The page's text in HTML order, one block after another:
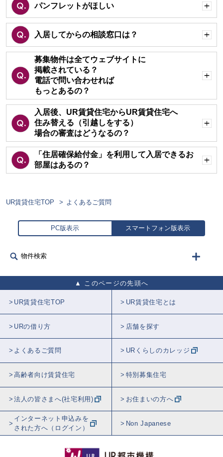
パンフレットがほしい
く
入居してからの相談窓口は？
く
募集物件は全てウェブサイトに
掲載されている？
電話で問い合わせれば
もっとあるの？
入居後、UR賃貸住宅からUR賃貸住宅へ
住み替える（引越しをする）
場合の審査はどうなるの？
「住居確保給付金」を利用して入居できるお
部屋はあるの？
く
UR賃貸住宅TOP よくあるご質問
PC版表示 スマートフォン版表示
物件検索
このページの先頭へ
UR賃貸住宅TOP UR賃貸住宅とは
URの借り方 店舗を探す
よくあるご質問 URくらしのカレッジ
高齢者向け賃貸住宅 特別募集住宅
法人の皆さまへ(社宅利用) お住まいの方へ
インターネット申込みを
された方へ（ログイン）
Non Japanese